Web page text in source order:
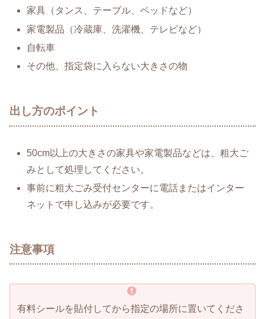
家具（タンス、テーブル、ベッドなど）
家電製品（冷蔵庫、洗濯機、テレビなど）
自転車
その他、指定袋に入らない大きさの物
出し方のポイント
50cm以上の大きさの家具や家電製品などは、粗大ご
みとして処理してください。
事前に粗大ごみ受付センターに電話またはインター
ネットで申し込みが必要です。
注意事項
有料シールを貼付してから指定の場所に置いてくださ